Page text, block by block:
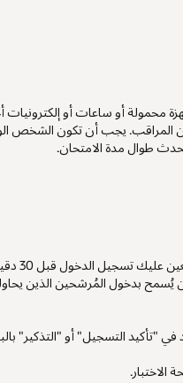
محمولة أو ساعات أو إلكترونيات
يجب أن تكون الشخص
طوال مدة الامتحان.
بالنسبة
يُسمح بدخول المُرشحين الذين
في "تأكيد التسجيل" أو "التذكير"